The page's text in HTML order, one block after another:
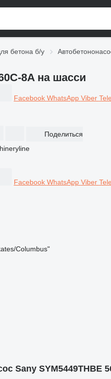
бетона б/у
8A на шасси
Facebook WhatsApp Viber
Поделиться
Facebook WhatsApp Viber
Columbus"
Sany SYM5449THBE